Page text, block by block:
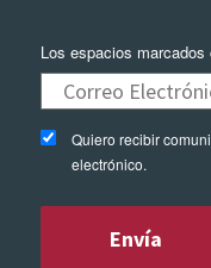
Los espacios
Quiero recibir
electrónico.